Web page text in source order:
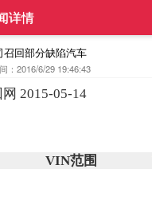
详情
召回部分缺陷汽车
：2016/6/29 19:46:43
2015-05-14
VIN范围